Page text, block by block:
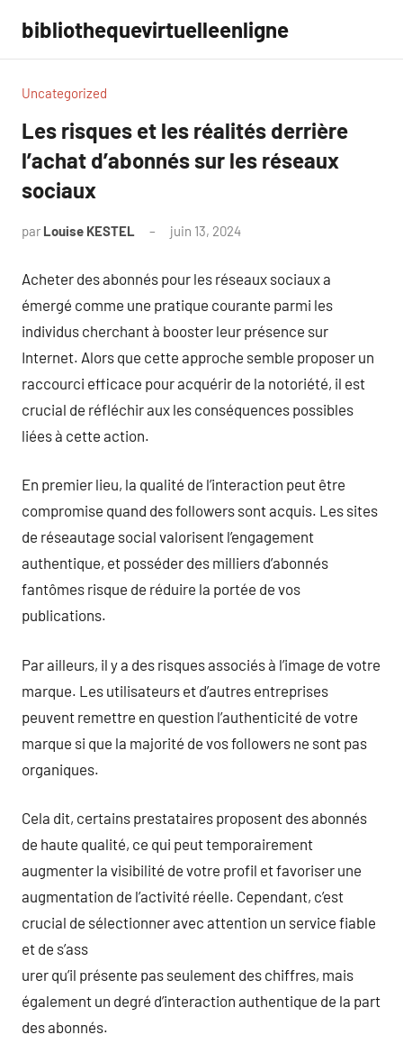
contenu
bibliothequevirtuelleenligne
Uncategorized
Les risques et les réalités derrière
l’achat d’abonnés sur les réseaux
sociaux
par Louise KESTEL juin 13, 2024
Acheter des abonnés pour les réseaux sociaux a
émergé comme une pratique courante parmi les
individus cherchant à booster leur présence sur
Internet. Alors que cette approche semble proposer un
raccourci efficace pour acquérir de la notoriété, il est
crucial de réfléchir aux les conséquences possibles
liées à cette action.
En premier lieu, la qualité de l’interaction peut être
compromise quand des followers sont acquis. Les sites
de réseautage social valorisent l’engagement
authentique, et posséder des milliers d’abonnés
fantômes risque de réduire la portée de vos
publications.
Par ailleurs, il y a des risques associés à l’image de votre
marque. Les utilisateurs et d’autres entreprises
peuvent remettre en question l’authenticité de votre
marque si que la majorité de vos followers ne sont pas
organiques.
Cela dit, certains prestataires proposent des abonnés
de haute qualité, ce qui peut temporairement
augmenter la visibilité de votre profil et favoriser une
augmentation de l’activité réelle. Cependant, c’est
crucial de sélectionner avec attention un service fiable
et de s’ass
urer qu’il présente pas seulement des chiffres, mais
également un degré d’interaction authentique de la part
des abonnés.